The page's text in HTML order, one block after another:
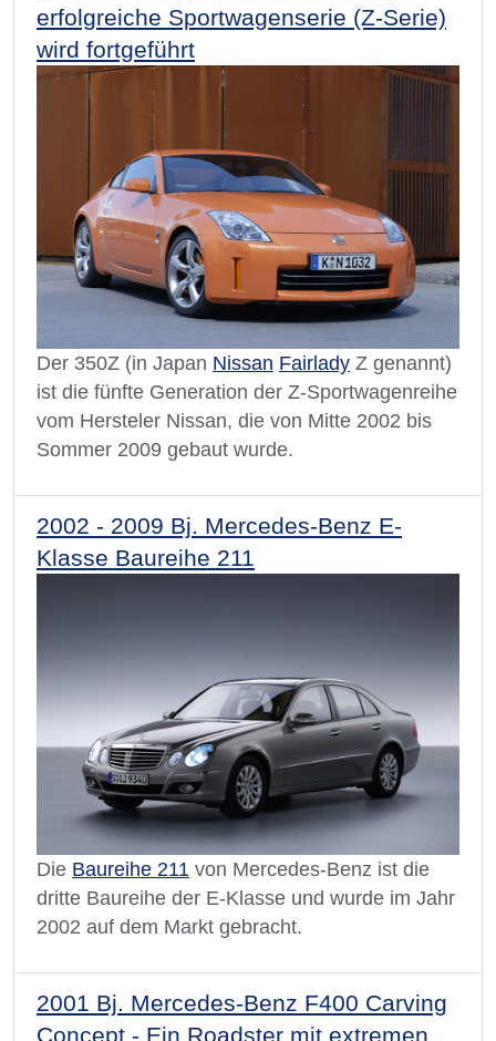
erfolgreiche Sportwagenserie (Z-Serie)
wird fortgeführt
Der 350Z (in Japan Nissan Fairlady Z genannt)
ist die fünfte Generation der Z-Sportwagenreihe
vom Hersteler Nissan, die von Mitte 2002 bis
Sommer 2009 gebaut wurde.
2002 - 2009 Bj. Mercedes-Benz E-
Klasse Baureihe 211
Die Baureihe 211 von Mercedes-Benz ist die
dritte Baureihe der E-Klasse und wurde im Jahr
2002 auf dem Markt gebracht.
2001 Bj. Mercedes-Benz F400 Carving
Concept - Ein Roadster mit extremen